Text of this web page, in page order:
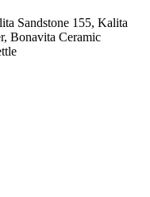
Sandstone 155, Kalita
Bonavita Ceramic